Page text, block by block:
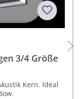
3/4 Größe
Kern. Ideal